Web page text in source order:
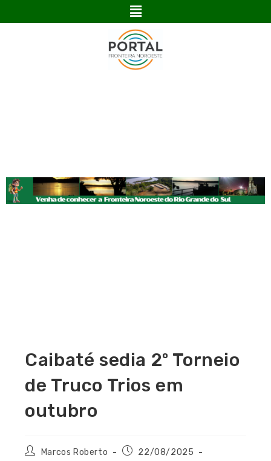
Caibaté sedia 2º Torneio
de Truco Trios em
outubro
Marcos Roberto
22/08/2025